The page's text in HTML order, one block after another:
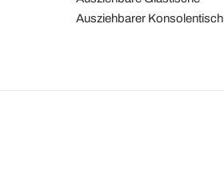
Ausziehbarer Konsolentisch